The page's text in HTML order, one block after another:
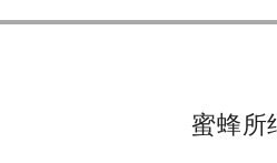
蜜蜂所